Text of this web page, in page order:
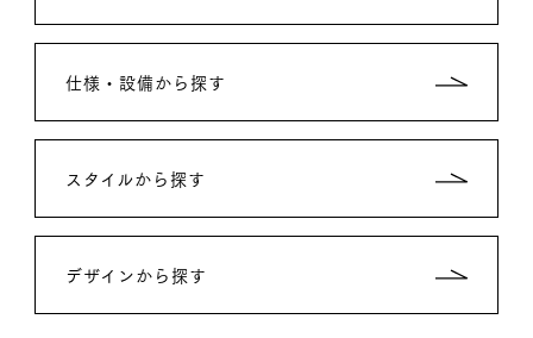
仕様・設備から探す
スタイルから探す
デザインから探す